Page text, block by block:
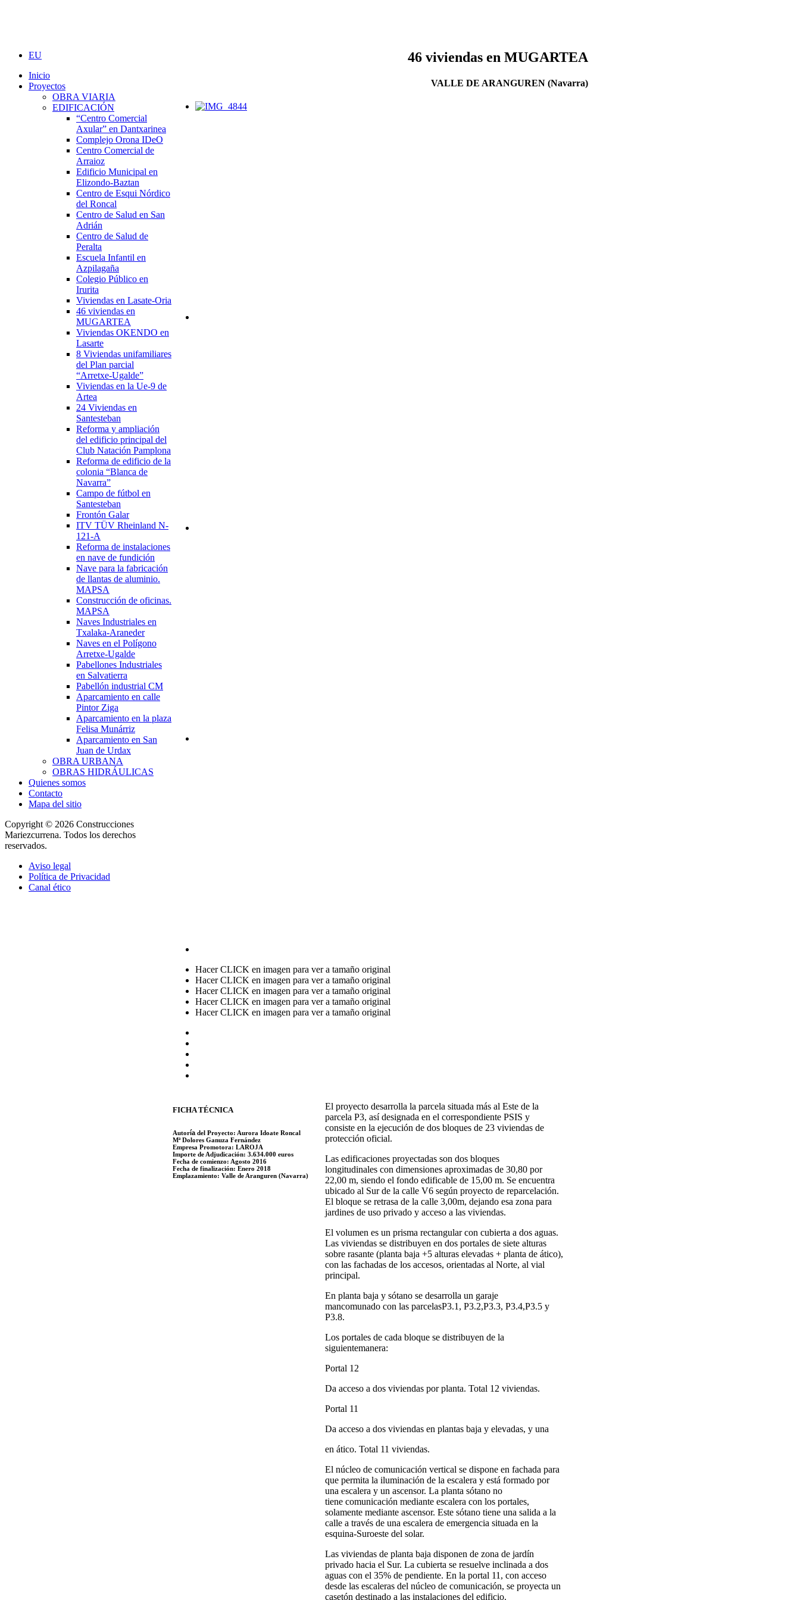
46 viviendas en MUGARTEA
VALLE DE ARANGUREN (Navarra)
Hacer CLICK en imagen para ver a tamaño original
Hacer CLICK en imagen para ver a tamaño original
Hacer CLICK en imagen para ver a tamaño original
Hacer CLICK en imagen para ver a tamaño original
Hacer CLICK en imagen para ver a tamaño original
FICHA TÉCNICA
Autoríadel Proyecto: Aurora Idoate Roncal
Mª Dolores Ganuza Fernández
Empresa Promotora: LAROJA
Importe de Adjudicación: 3.634.000 euros
Fecha de comienzo: Agosto 2016
Fecha de finalización: Enero 2018
Emplazamiento: Valle de Aranguren (Navarra)
El proyecto desarrolla la parcela situada más al Este de la
parcela P3, así designada en el correspondiente PSIS y
consiste en la ejecución de dos bloques de 23 viviendas de
protección oficial.
Las edificaciones proyectadas son dos bloques
longitudinales con dimensiones aproximadas de 30,80 por
22,00 m, siendo el fondo edificable de 15,00 m. Se encuentra
ubicado al Sur de la calle V6 según proyecto de reparcelación.
El bloque se retrasa de la calle 3,00m, dejando esa zona para
jardines de uso privado y acceso a las viviendas.
El volumen es un prisma rectangular con cubierta a dos aguas.
Las viviendas se distribuyen en dos portales de siete alturas
sobre rasante (planta baja +5 alturas elevadas + planta de ático),
con las fachadas de los accesos, orientadas al Norte, al vial
principal.
En planta baja y sótano se desarrolla un garaje
mancomunado con las parcelasP3.1, P3.2,P3.3, P3.4,P3.5 y
P3.8.
Los portales de cada bloque se distribuyen de la
siguientemanera:
Portal 12
Da acceso a dos viviendas por planta. Total 12 viviendas.
Portal 11
Da acceso a dos viviendas en plantas baja y elevadas, y una
en ático. Total 11 viviendas.
El núcleo de comunicación vertical se dispone en fachada para
que permita la iluminación de la escalera y está formado por
una escalera y un ascensor. La planta sótano no
tiene comunicación mediante escalera con los portales,
solamente mediante ascensor. Este sótano tiene una salida a la
calle a través de una escalera de emergencia situada en la
esquina-Suroeste del solar.
Las viviendas de planta baja disponen de zona de jardín
privado hacia el Sur. La cubierta se resuelve inclinada a dos
aguas con el 35% de pendiente. En la portal 11, con acceso
desde las escaleras del núcleo de comunicación, se proyecta un
casetón destinado a las instalaciones del edificio.
EU
Inicio
Proyectos
OBRA VIARIA
EDIFICACIÓN
“Centro Comercial
Axular” en Dantxarinea
Complejo Orona IDeO
Centro Comercial de
Arraioz
Edificio Municipal en
Elizondo-Baztan
Centro de Esqui Nórdico
del Roncal
Centro de Salud en San
Adrián
Centro de Salud de
Peralta
Escuela Infantil en
Azpilagaña
Colegio Público en
Irurita
Viviendas en Lasate-Oria
46 viviendas en
MUGARTEA
Viviendas OKENDO en
Lasarte
8 Viviendas unifamiliares
del Plan parcial
“Arretxe-Ugalde”
Viviendas en la Ue-9 de
Artea
24 Viviendas en
Santesteban
Reforma y ampliación
del edificio principal del
Club Natación Pamplona
Reforma de edificio de la
colonia “Blanca de
Navarra”
Campo de fútbol en
Santesteban
Frontón Galar
ITV TÜV Rheinland N-
121-A
Reforma de instalaciones
en nave de fundición
Nave para la fabricación
de llantas de aluminio.
MAPSA
Construcción de oficinas.
MAPSA
Naves Industriales en
Txalaka-Araneder
Naves en el Polígono
Arretxe-Ugalde
Pabellones Industriales
en Salvatierra
Pabellón industrial CM
Aparcamiento en calle
Pintor Ziga
Aparcamiento en la plaza
Felisa Munárriz
Aparcamiento en San
Juan de Urdax
OBRA URBANA
OBRAS HIDRÁULICAS
Quienes somos
Contacto
Mapa del sitio
Copyright © 2026 Construcciones
Mariezcurrena. Todos los derechos
reservados.
Aviso legal
Política de Privacidad
Canal ético